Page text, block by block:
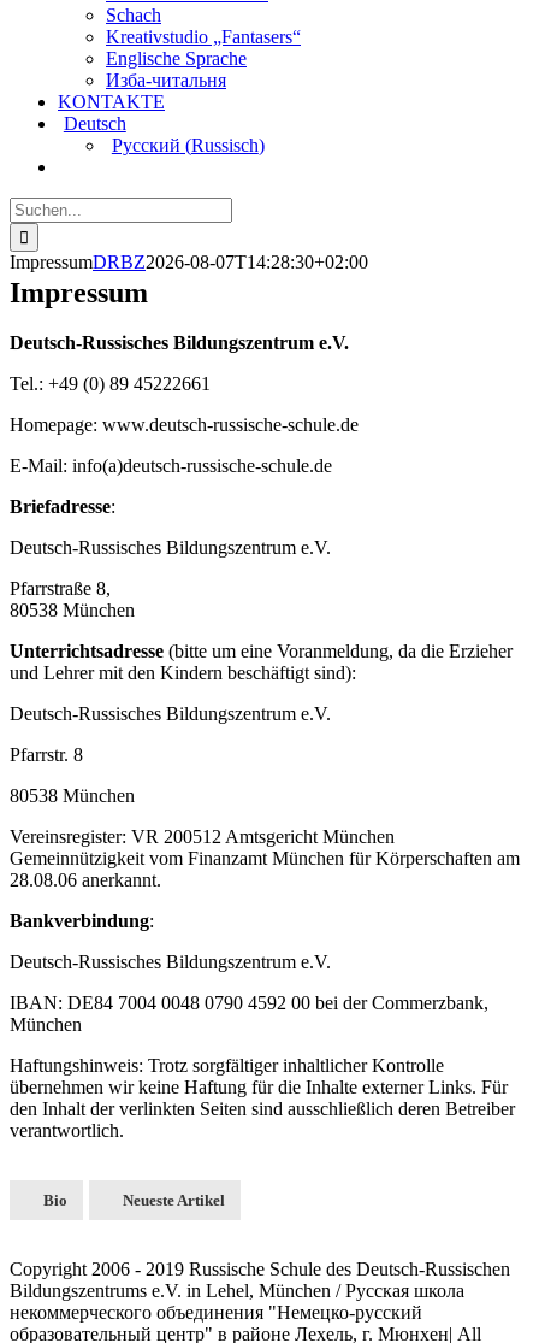
Schach
Kreativstudio „Fantasers“
Englische Sprache
Изба-читальня
KONTAKTE
Deutsch
Русский (Russisch)
ImpressumDRBZ2026-08-07T14:28:30+02:00
Impressum
Deutsch-Russisches Bildungszentrum e.V.
Tel.: +49 (0) 89 45222661
Homepage: www.deutsch-russische-schule.de
E-Mail: info(a)deutsch-russische-schule.de
Briefadresse:
Deutsch-Russisches Bildungszentrum e.V.
Pfarrstraße 8,
80538 München
Unterrichtsadresse (bitte um eine Voranmeldung, da die Erzieher
und Lehrer mit den Kindern beschäftigt sind):
Deutsch-Russisches Bildungszentrum e.V.
Pfarrstr. 8
80538 München
Vereinsregister: VR 200512 Amtsgericht München
Gemeinnützigkeit vom Finanzamt München für Körperschaften am
28.08.06 anerkannt.
Bankverbindung:
Deutsch-Russisches Bildungszentrum e.V.
IBAN: DE84 7004 0048 0790 4592 00 bei der Commerzbank,
München
Haftungshinweis: Trotz sorgfältiger inhaltlicher Kontrolle
übernehmen wir keine Haftung für die Inhalte externer Links. Für
den Inhalt der verlinkten Seiten sind ausschließlich deren Betreiber
verantwortlich.
Bio Neueste Artikel
Copyright 2006 - 2019 Russische Schule des Deutsch-Russischen
Bildungszentrums e.V. in Lehel, München / Русская школа
некоммерческого объединения "Немецко-русский
образовательный центр" в районе Лехель, г. Мюнхен| All